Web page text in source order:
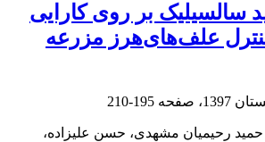
سالسیلیک بر روی کارایی
علف‌های‌هرز مزرعه
195-210
حمید رحیمیان مشهدی، حسن علیزاده،